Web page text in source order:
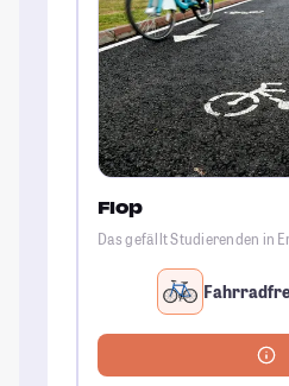
Flop
Das gefällt Studierenden in